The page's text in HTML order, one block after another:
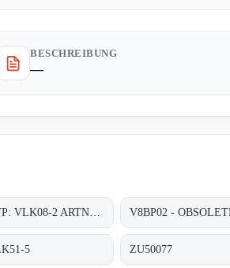
BESCHREIBUNG
—
5 ZU50077